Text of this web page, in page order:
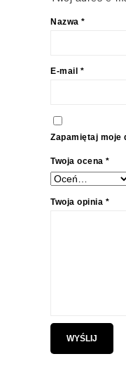
Nazwa *
E-mail *
Zapamiętaj moje
Twoja ocena *
Twoja opinia *